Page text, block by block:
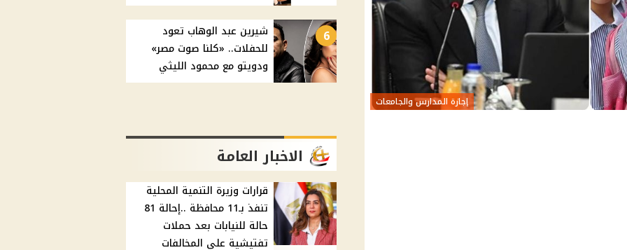
إجازة المدارس والجامعات
6
شيرين عبد الوهاب تعود
للحفلات.. «كلنا صوت مصر»
ودويتو مع محمود الليثي
الاخبار العامة
قرارات وزيرة التنمية المحلية
تنفذ بـ11 محافظة ..إحالة 81
حالة للنيابات بعد حملات
تفتيشية علي المخالفات